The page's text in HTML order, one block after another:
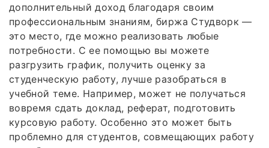
дополнительный доход благодаря своим
профессиональным знаниям, биржа Студворк —
это место, где можно реализовать любые
потребности. С ее помощью вы можете
разгрузить график, получить оценку за
студенческую работу, лучше разобраться в
учебной теме. Например, может не получаться
вовремя сдать доклад, реферат, подготовить
курсовую работу. Особенно это может быть
проблемно для студентов, совмещающих работу